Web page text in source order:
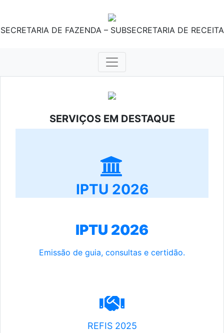
SECRETARIA DE FAZENDA – SUBSECRETARIA DE RECEITA
SERVIÇOS EM DESTAQUE
IPTU 2026
IPTU 2026
Emissão de guia, consultas e certidão.
REFIS 2025